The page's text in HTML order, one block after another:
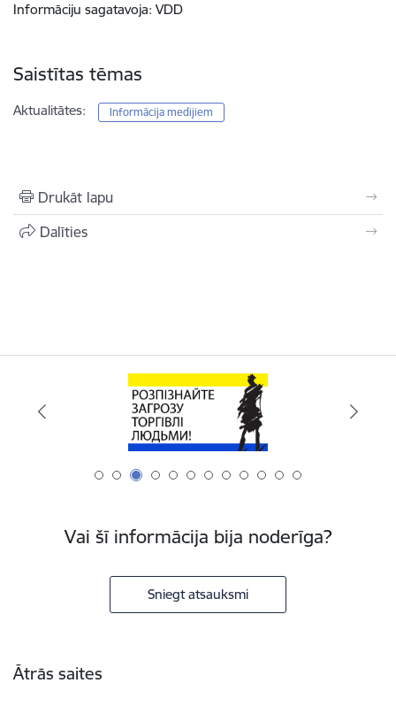
Informāciju sagatavoja: VDD
Saistītas tēmas
Aktualitātes: Informācija medijiem
Drukāt lapu
Dalīties
Vai šī informācija bija noderīga?
Sniegt atsauksmi
Ātrās saites